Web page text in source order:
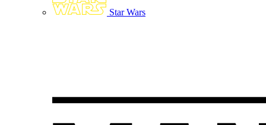
Star Wars